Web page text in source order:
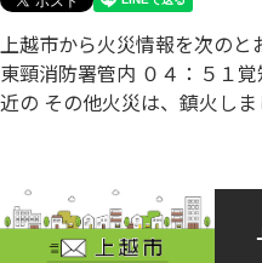
上越市から火災情報を次の
東頸消防署管内 ０４：５１
近の その他火災は、鎮火し